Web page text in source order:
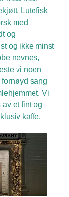
Lutefisk
med
og
og ikke minst
nevnes,
vi noen
fornøyd sang
Vi
av et fint og
kaffe.